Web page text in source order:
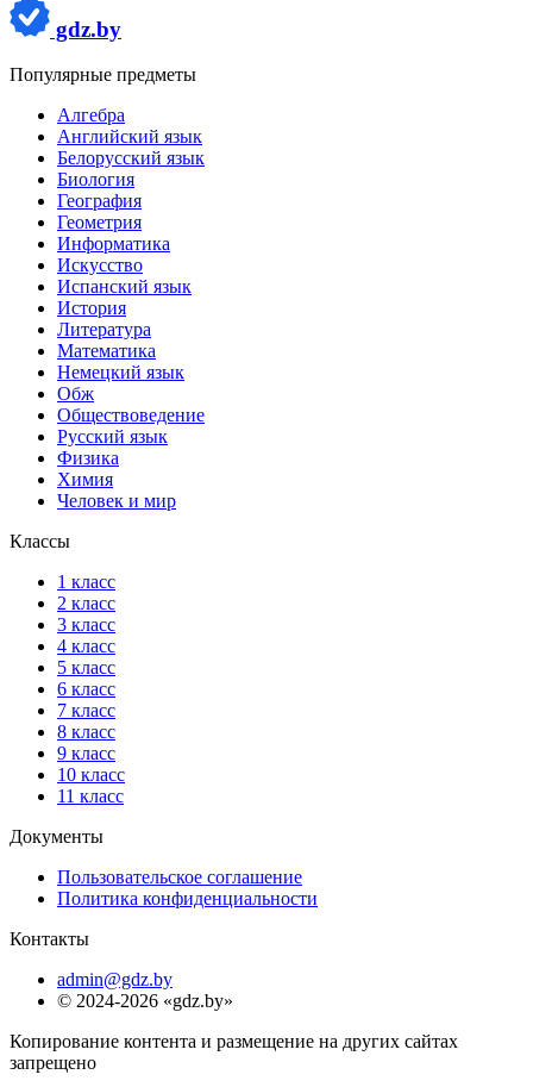
gdz.by
Популярные предметы
Алгебра
Английский язык
Белорусский язык
Биология
География
Геометрия
Информатика
Искусство
Испанский язык
История
Литература
Математика
Немецкий язык
Обж
Обществоведение
Русский язык
Физика
Химия
Человек и мир
Классы
1 класс
2 класс
3 класс
4 класс
5 класс
6 класс
7 класс
8 класс
9 класс
10 класс
11 класс
Документы
Пользовательское соглашение
Политика конфиденциальности
Контакты
admin@gdz.by
© 2024-2026 «gdz.by»
Копирование контента и размещение на других сайтах
запрещено